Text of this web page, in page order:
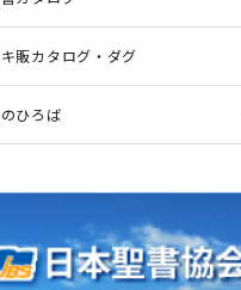
販カタログ・ダグ
ひろば